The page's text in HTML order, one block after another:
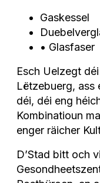
Gaskessel
• Glasfaser
Esch Uelzegt
Lëtzebuerg, ass
déi, déi eng
Kombinatioun
enger räicher
D’Stad bitt och